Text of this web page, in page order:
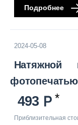
Подробнее
2024-05-08
493
Приблизительная